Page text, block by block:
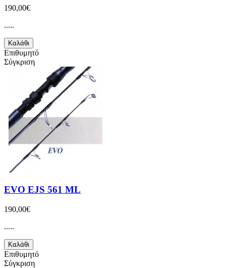
190,00€
.....
Καλάθι
Επιθυμητό
Σύγκριση
EVO EJS 561 ML
190,00€
.....
Καλάθι
Επιθυμητό
Σύγκριση